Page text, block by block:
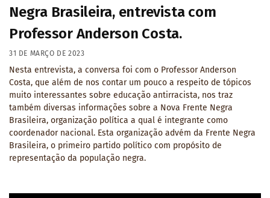
Negra Brasileira, entrevista com
Professor Anderson Costa.
31 DE MARÇO DE 2023
Nesta entrevista, a conversa foi com o Professor Anderson
Costa, que além de nos contar um pouco a respeito de tópicos
muito interessantes sobre educação antirracista, nos traz
também diversas informações sobre a Nova Frente Negra
Brasileira, organização política a qual é integrante como
coordenador nacional. Esta organização advém da Frente Negra
Brasileira, o primeiro partido político com propósito de
representação da população negra.